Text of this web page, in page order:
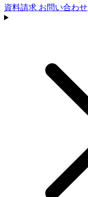
資料請求 お問い合わせ